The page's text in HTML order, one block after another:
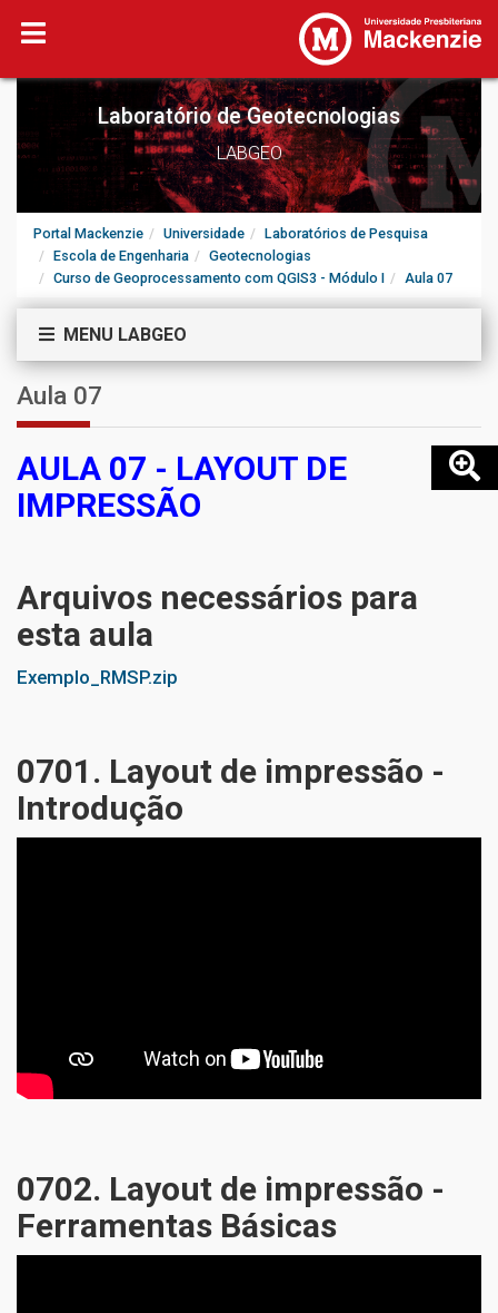
Laboratório de Geotecnologias
LABGEO
Portal Mackenzie Universidade
Laboratórios de Pesquisa
Escola de Engenharia
Geotecnologias
Curso de Geoprocessamento com QGIS3 - Módulo I
Aula 07
MENU LABGEO
Aula 07
AULA 07 - LAYOUT DE
IMPRESSÃO
Arquivos necessários para
esta aula
Exemplo_RMSP.zip
0701. Layout de impressão -
Introdução
0702. Layout de impressão -
Ferramentas Básicas